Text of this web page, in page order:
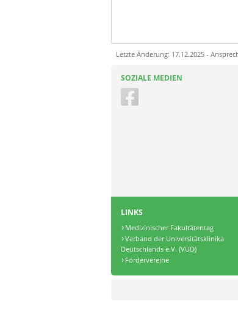
Letzte Änderung: 17.12.2025 -
SOZIALE MEDIEN
LINKS
Medizinischer Fakultätentag
Verband der Universitätsklinika
Deutschlands e.V. (VUD)
Fördervereine